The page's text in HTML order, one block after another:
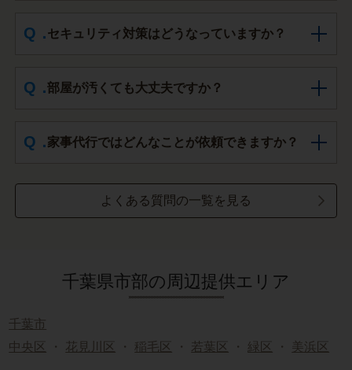
セキュリティ対策はどうなっていますか？
部屋が汚くても大丈夫ですか？
家事代行ではどんなことが依頼できますか？
よくある質問の一覧を見る
千葉県市部の周辺提供エリア
千葉市
中央区
・ 花見川区 ・ 稲毛区 ・ 若葉区 ・ 緑区 ・ 美浜区